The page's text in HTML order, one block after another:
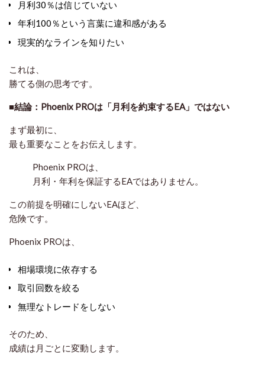
月利30％は信じていない
年利100％という言葉に違和感がある
現実的なラインを知りたい
これは、
勝てる側の思考です。
■結論：Phoenix PROは「月利を約束するEA」ではない
まず最初に、
最も重要なことをお伝えします。
Phoenix PROは、
月利・年利を保証するEAではありません。
この前提を明確にしないEAほど、
危険です。
Phoenix PROは、
相場環境に依存する
取引回数を絞る
無理なトレードをしない
そのため、
成績は月ごとに変動します。